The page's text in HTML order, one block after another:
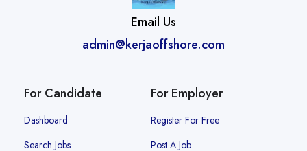
Email Us
admin@kerjaoffshore.com
For Candidate
Dashboard
Search Jobs
For Employer
Register For Free
Post A Job